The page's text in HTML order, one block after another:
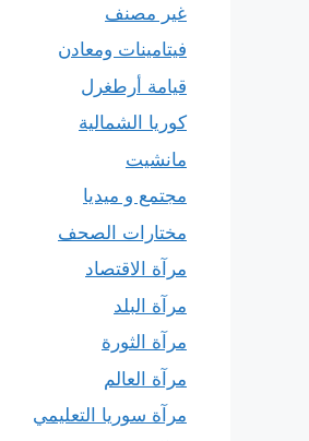
غير مصنف
فيتامينات ومعادن
قيامة أرطغرل
كوريا الشمالية
مانشيت
مجتمع و ميديا
مختارات الصحف
مرآة الاقتصاد
مرآة البلد
مرآة الثورة
مرآة العالم
مرآة سوريا التعليمي